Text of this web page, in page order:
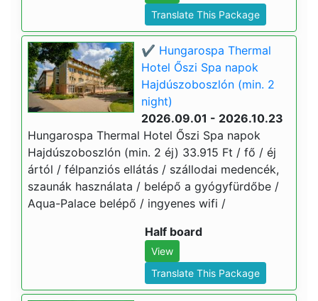
Translate This Package
✔️ Hungarospa Thermal
Hotel Őszi Spa napok
Hajdúszoboszlón (min. 2
night)
2026.09.01 - 2026.10.23
Hungarospa Thermal Hotel Őszi Spa napok
Hajdúszoboszlón (min. 2 éj) 33.915 Ft / fő / éj
ártól / félpanziós ellátás / szállodai medencék,
szaunák használata / belépő a gyógyfürdőbe /
Aqua-Palace belépő / ingyenes wifi /
Half board
View
Translate This Package